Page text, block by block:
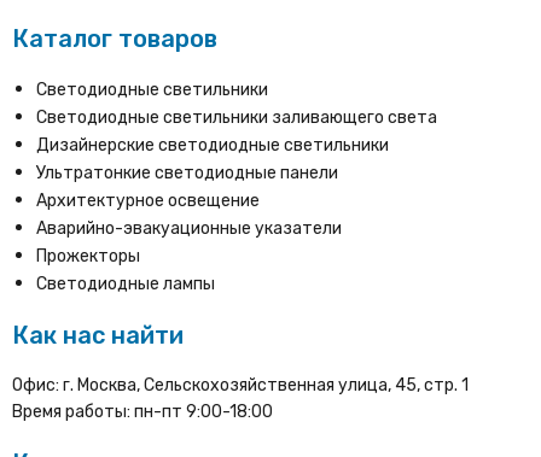
Каталог товаров
Светодиодные светильники
Светодиодные светильники заливающего света
Дизайнерские светодиодные светильники
Ультратонкие светодиодные панели
Архитектурное освещение
Аварийно-эвакуационные указатели
Прожекторы
Светодиодные лампы
Как нас найти
Офис: г. Москва, Сельскохозяйственная улица, 45, стр. 1
Время работы: пн-пт 9:00-18:00